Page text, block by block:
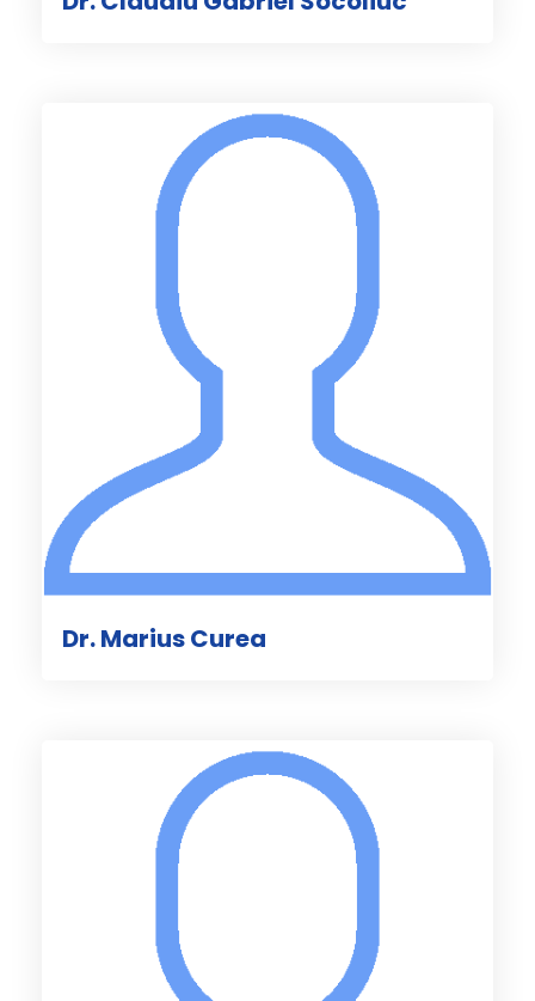
Dr. Marius Curea